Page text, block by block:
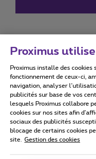
Conditions
Tous droits réservés. ©
Conditions générales, info
Proximus
Proximus installe des cookies
fonctionnement de ceux-ci,
navigation, analyser
publicités sur base de vos
lesquels Proximus collabore
cookies sur nos sites afin
sociaux des publicités
blocage de certains cookies
site.
Gestion des cookies